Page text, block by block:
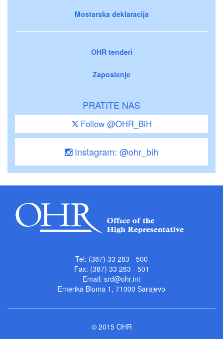
Mostarska deklaracija
OHR tenderi
Zaposlenje
PRATITE NAS
Follow @OHR_BiH
Instagram: @ohr_bih
Tel: (387) 33 283 - 500
Fax: (387) 33 283 - 501
Email: srd@ohr.int
Emerika Bluma 1, 71000 Sarajevo
© 2015 OHR